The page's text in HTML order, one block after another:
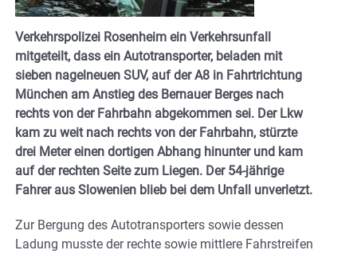
Verkehrspolizei Rosenheim ein Verkehrsunfall
mitgeteilt, dass ein Autotransporter, beladen mit
sieben nagelneuen SUV, auf der A8 in Fahrtrichtung
München am Anstieg des Bernauer Berges nach
rechts von der Fahrbahn abgekommen sei. Der Lkw
kam zu weit nach rechts von der Fahrbahn, stürzte
drei Meter einen dortigen Abhang hinunter und kam
auf der rechten Seite zum Liegen. Der 54-jährige
Fahrer aus Slowenien blieb bei dem Unfall unverletzt.
Zur Bergung des Autotransporters sowie dessen
Ladung musste der rechte sowie mittlere Fahrstreifen